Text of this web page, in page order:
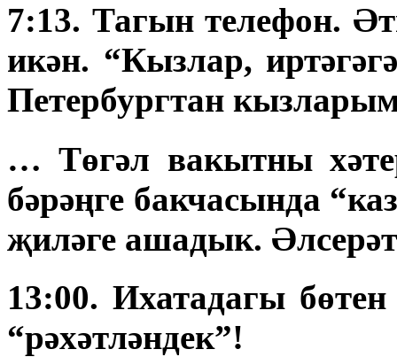
7:13. Тагын телефон.
икән. “Кызлар,
Петербургтан
… Төгәл вакытны
бәрәңге бакчасында
җиләге ашадык.
13:00. Ихатадагы
“рәхәтләндек”!